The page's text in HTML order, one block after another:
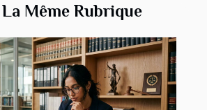
Même Rubrique